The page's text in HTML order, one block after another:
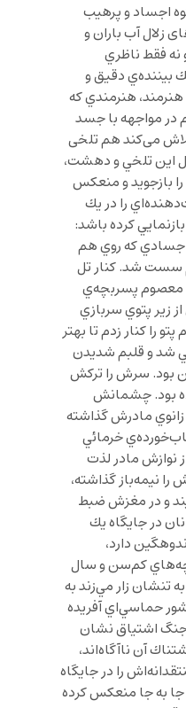
اجساد و پرهیب
زلال آب باران و
نه فقط ناظري
بيننده‌ي دقيق و
هنرمندي كه
در مواجهه با جسد
می‌کند هم تلخی
اين تلخي و دهشت،
بازجويد و منعكس
را در يك
كرده باشد:
اجسادي كه روي هم
سست شد. كنار تل
معصوم پسربچه‌ي
زير پتوي سربازي
را كنار زدم تا بهتر
شد و قلبم شديدن
بود. سرش را تركش
بود. چشمانش
زانوي مادرش گذاشته
خرمائي
نوازش مادر لذت
نيمه‌باز گذاشته،
و در مغزش ضبط
در جايگاه يك
دارد،
كم‌سن و سال
تنشان زار مي‌زند به
حماسي‌اي آفريده
اشتياق نشان
آن ناآگاه‌اند،
را در جايگاه
جا به جا منعكس كرده